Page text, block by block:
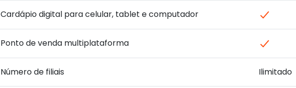
Cardápio digital para celular, tablet e computador
Ponto de venda multiplataforma
Número de filiais Ilimitado